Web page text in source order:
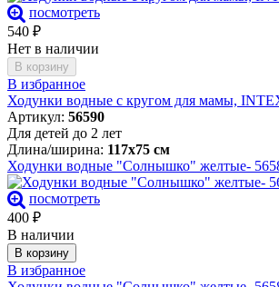
посмотреть
540 ₽
Нет в наличии
В корзину
В избранное
Ходунки водные с кругом для мамы,
Артикул: 56590
Для детей до 2 лет
Длина/ширина: 117х75 см
Ходунки водные "Солнышко" желтые-
посмотреть
400 ₽
В наличии
В корзину
В избранное